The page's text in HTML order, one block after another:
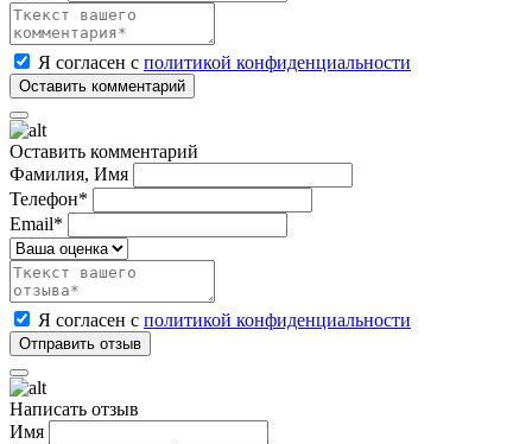
Я согласен с политикой конфиденциальности
Оставить комментарий
Фамилия, Имя
Телефон*
Email*
Я согласен с политикой конфиденциальности
Написать отзыв
Имя